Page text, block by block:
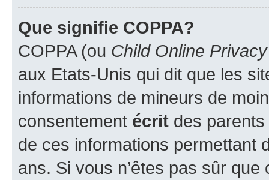
Que signifie COPPA?
COPPA (ou Child Online
aux Etats-Unis qui dit que les
informations de mineurs de
consentement écrit des parents
de ces informations permettant
ans. Si vous n’êtes pas sûr